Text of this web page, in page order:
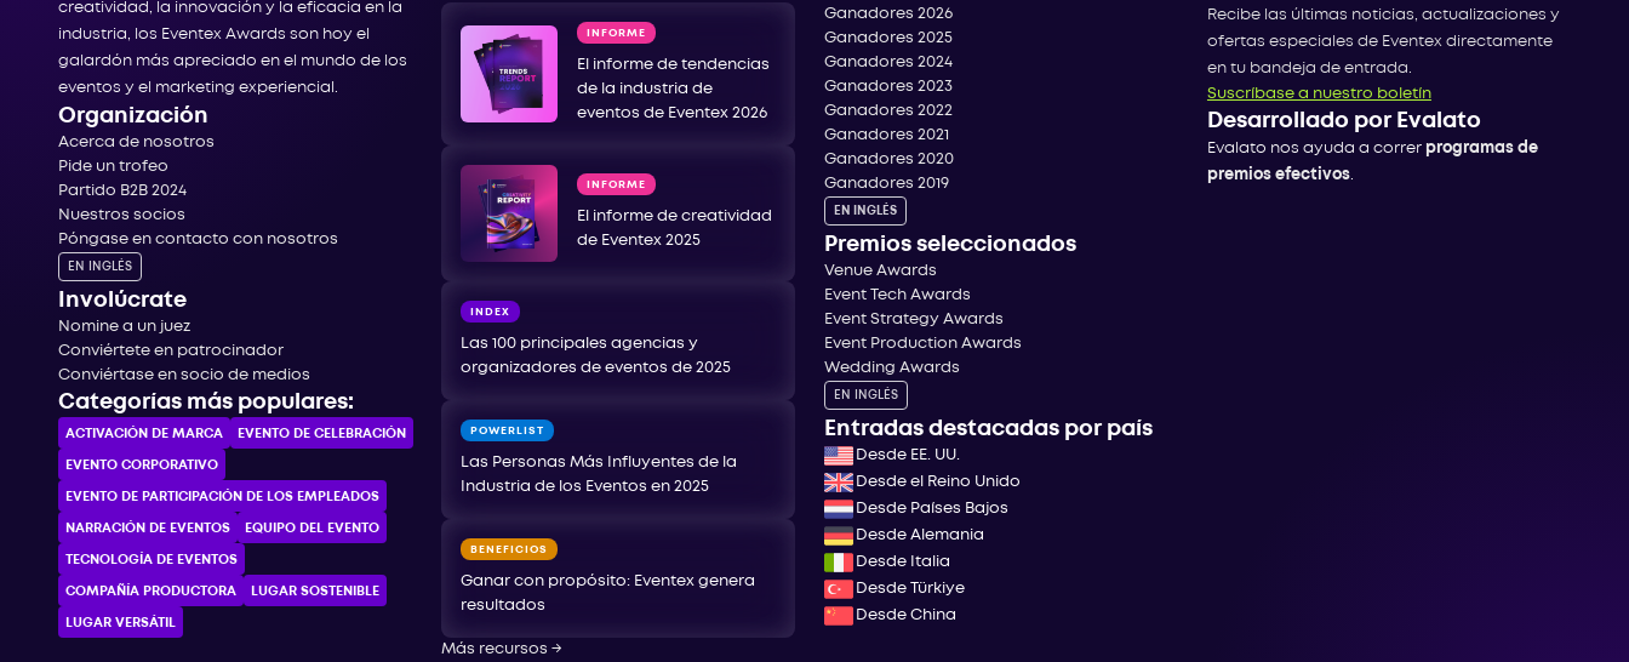
creatividad, la innovación y la eficacia en la
industria, los Eventex Awards son hoy el
galardón más apreciado en el mundo de los
eventos y el marketing experiencial.
Organización
Acerca de nosotros
Pide un trofeo
Partido B2B 2024
Nuestros socios
Póngase en contacto con nosotros
EN INGLÉS
Involúcrate
Nomine a un juez
Conviértete en patrocinador
Conviértase en socio de medios
Categorías más populares:
ACTIVACIÓN DE MARCA EVENTO DE CELEBRACIÓN
EVENTO CORPORATIVO
EVENTO DE PARTICIPACIÓN DE LOS EMPLEADOS
NARRACIÓN DE EVENTOS EQUIPO DEL EVENTO
TECNOLOGÍA DE EVENTOS
COMPAÑÍA PRODUCTORA LUGAR SOSTENIBLE
LUGAR VERSÁTIL
INFORME
El informe de tendencias
de la industria de
eventos de Eventex 2026
INFORME
El informe de creatividad
de Eventex 2025
INDEX
Las 100 principales agencias y
organizadores de eventos de 2025
POWERLIST
Las Personas Más Influyentes de la
Industria de los Eventos en 2025
BENEFICIOS
Ganar con propósito: Eventex genera
resultados
Más recursos →
Ganadores 2026
Ganadores 2025
Ganadores 2024
Ganadores 2023
Ganadores 2022
Ganadores 2021
Ganadores 2020
Ganadores 2019
EN INGLÉS
Premios seleccionados
Venue Awards
Event Tech Awards
Event Strategy Awards
Event Production Awards
Wedding Awards
EN INGLÉS
Entradas destacadas por país
Desde EE. UU.
Desde el Reino Unido
Desde Países Bajos
Desde Alemania
Desde Italia
Desde Türkiye
Desde China
Recibe las últimas noticias, actualizaciones y
ofertas especiales de Eventex directamente
en tu bandeja de entrada.
Suscríbase a nuestro boletín
Desarrollado por Evalato
Evalato nos ayuda a correr programas de
premios efectivos.